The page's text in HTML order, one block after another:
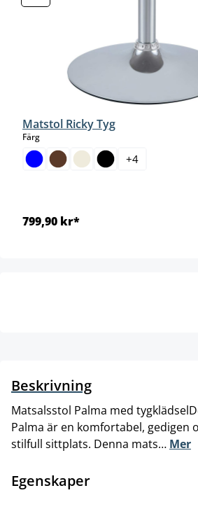
Matstol Ricky Tyg
Färgselect
+4
799,90 kr*
Beskrivning
Matsalsstol Palma med
Palma är en komfortabel, gedigen
stilfull sittplats. Denna mats… Mer
Egenskaper